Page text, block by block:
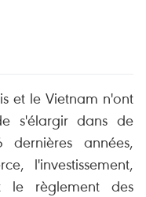
et le Vietnam n'ont
s'élargir dans de
années,
l'investissement,
le règlement des